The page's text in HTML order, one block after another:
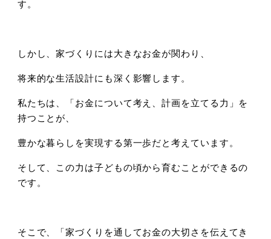
す。
しかし、家づくりには大きなお金が関わり、
将来的な生活設計にも深く影響します。
私たちは、「お金について考え、計画を立てる力」を
持つことが、
豊かな暮らしを実現する第一歩だと考えています。
そして、この力は子どもの頃から育むことができるの
です。
そこで、「家づくりを通してお金の大切さを伝えてき